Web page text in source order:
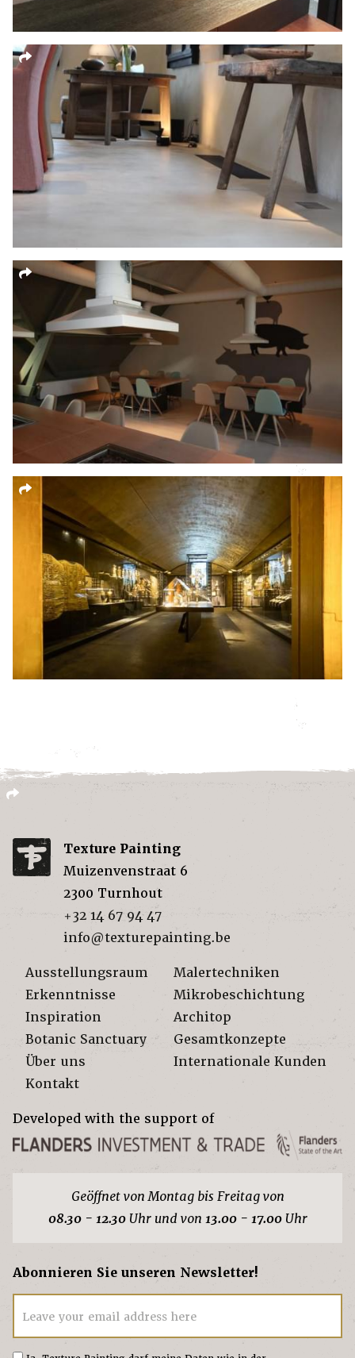
Texture Painting
Muizenvenstraat 6
2300 Turnhout
+32 14 67 94 47
info@texturepainting.be
Ausstellungsraum
Erkenntnisse
Inspiration
Botanic Sanctuary
Über uns
Kontakt
Malertechniken
Mikrobeschichtung
Architop
Gesamtkonzepte
Internationale Kunden
Developed with the support of
Geöffnet von Montag bis Freitag von
08.30 - 12.30Uhr und von 13.00 - 17.00Uhr
Abonnieren Sie unseren Newsletter!
Leave your email address here